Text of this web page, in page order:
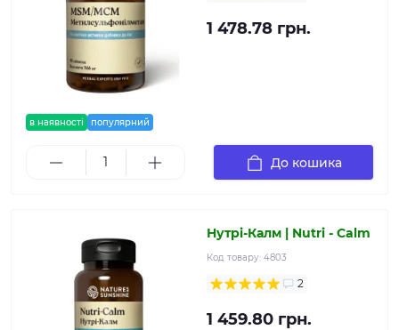
в наявності популярний
1 478.78 грн.
До кошика
Нутрі-Калм | Nutri - Calm
Код товару: 4803
2
1 459.80 грн.